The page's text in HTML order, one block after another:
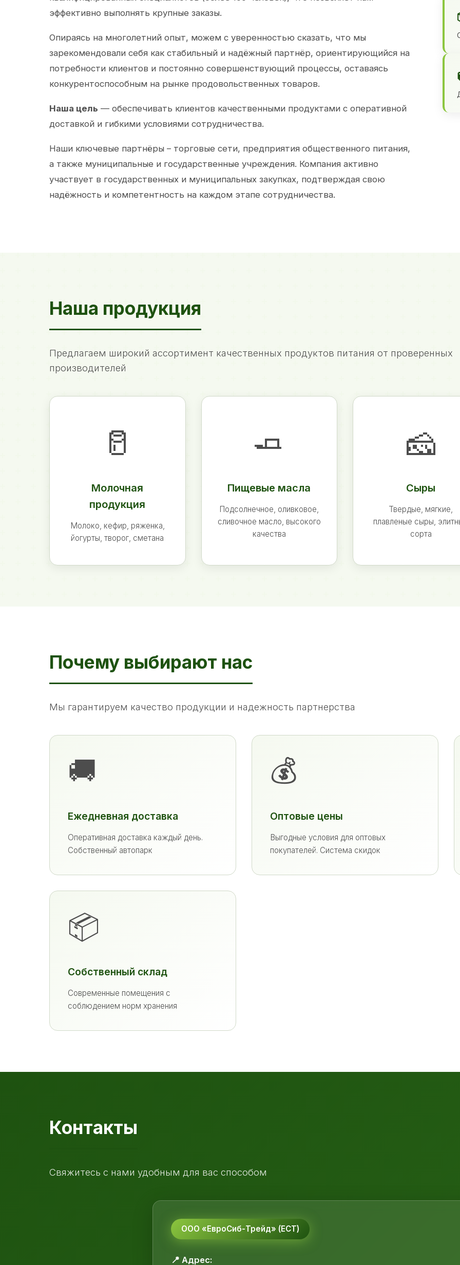
эффективно выполнять крупные заказы.
Опираясь на многолетний опыт, можем с уверенностью сказать, что мы
зарекомендовали себя как стабильный и надёжный партнёр, ориентирующийся на
потребности клиентов и постоянно совершенствующий процессы, оставаясь
конкурентоспособным на рынке продовольственных товаров.
Наша цель — обеспечивать клиентов качественными продуктами с оперативной
доставкой и гибкими условиями сотрудничества.
Наши ключевые партнёры – торговые сети, предприятия общественного питания,
а также муниципальные и государственные учреждения. Компания активно
участвует в государственных и муниципальных закупках, подтверждая свою
надёжность и компетентность на каждом этапе сотрудничества.
Наша продукция
Предлагаем широкий ассортимент качественных продуктов питания от проверенных
производителей
🥛
Молочная
продукция
Молоко, кефир, ряженка,
йогурты, творог, сметана
🧈
Пищевые масла
Подсолнечное, оливковое,
сливочное масло, высокого
качества
🧀
Сыры
Твердые, мягкие,
плавленые сыры,
сорта
Почему выбирают нас
Мы гарантируем качество продукции и надежность партнерства
🚚
Ежедневная доставка
Оперативная доставка каждый день.
Собственный автопарк
💰
Оптовые цены
Выгодные условия для оптовых
покупателей. Система скидок
📦
Собственный склад
Современные помещения с
соблюдением норм хранения
Контакты
Свяжитесь с нами удобным для вас способом
ООО «ЕвроСиб-Трейд» (ЕСТ)
📍 Адрес: